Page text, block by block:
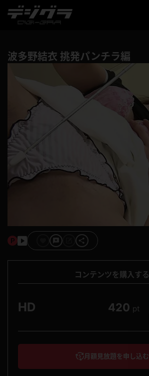
波多野結衣 挑発パンチラ編
コンテンツを購入する
HD 420 pt
月額見放題を申し込む